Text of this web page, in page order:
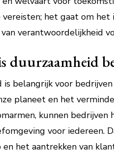
het gaat om
verantwoordelijkheid
duurzaamheid
is belangrijk voor
planeet en het
kunnen bedrijven
voor iedereen.
het aantrekken van